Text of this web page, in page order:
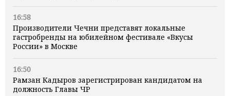
16:58
Производители Чечни представят локальные
гастробренды на юбилейном фестивале «Вкусы
России» в Москве
16:50
Рамзан Кадыров зарегистрирован кандидатом на
должность Главы ЧР